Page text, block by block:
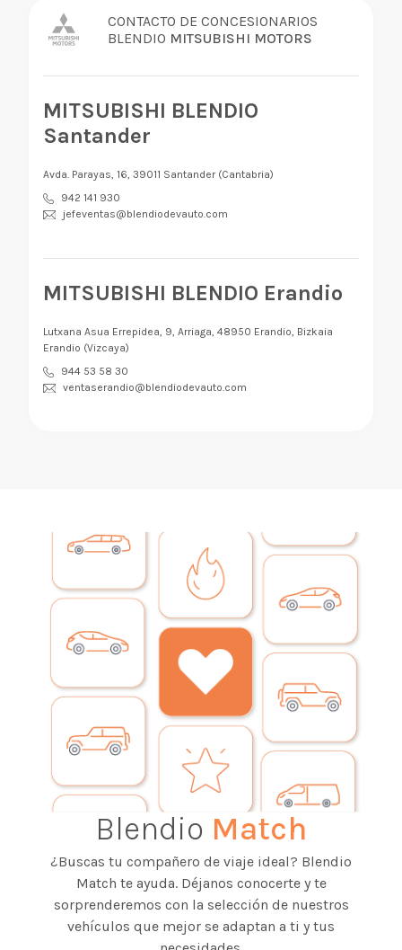
CONTACTO DE CONCESIONARIOS
BLENDIO MITSUBISHI MOTORS
MITSUBISHI BLENDIO
Santander
Avda. Parayas, 16, 39011 Santander (Cantabria)
942 141 930
jefeventas@blendiodevauto.com
MITSUBISHI BLENDIO Erandio
Lutxana Asua Errepidea, 9, Arriaga, 48950 Erandio, Bizkaia
Erandio (Vizcaya)
944 53 58 30
ventaserandio@blendiodevauto.com
Blendio Match
¿Buscas tu compañero de viaje ideal? Blendio
Match te ayuda. Déjanos conocerte y te
sorprenderemos con la selección de nuestros
vehículos que mejor se adaptan a ti y tus